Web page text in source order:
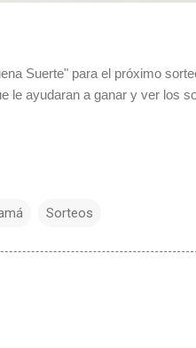
Suerte" para el próximo
le ayudaran a ganar y ver los
Sorteos